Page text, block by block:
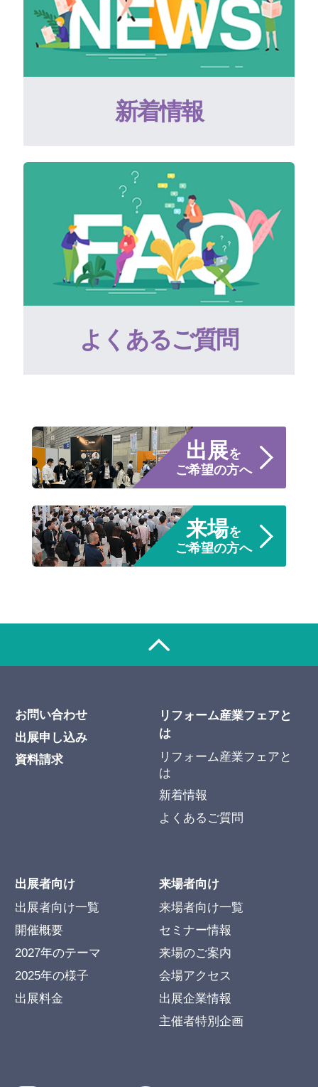
新着情報
よくあるご質問
出展を
ご希望の方へ
来場を
ご希望の方へ
お問い合わせ
出展申し込み
資料請求
リフォーム産業フェアと
は
リフォーム産業フェアと
は
新着情報
よくあるご質問
出展者向け
出展者向け一覧
開催概要
2027年のテーマ
2025年の様子
出展料金
来場者向け
来場者向け一覧
セミナー情報
来場のご案内
会場アクセス
出展企業情報
主催者特別企画